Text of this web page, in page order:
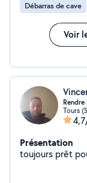
Débarras de cave
Voir
Tours
Présentation
toujours prêt